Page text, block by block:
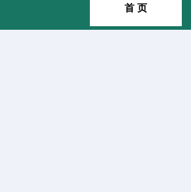
首 页